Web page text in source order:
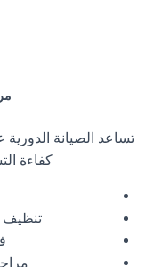
تساعد الصيانة
كفاءة
تنظيف